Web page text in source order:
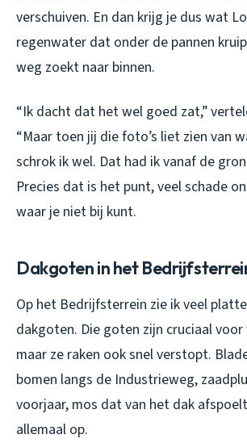
verschuiven. En dan krijg je dus wat
regenwater dat onder de pannen
weg zoekt naar binnen.
“Ik dacht dat het wel goed zat,”
“Maar toen jij die foto’s liet zien van
schrok ik wel. Dat had ik vanaf de
Precies dat is het punt, veel schade
waar je niet bij kunt.
Dakgoten in het
Op het Bedrijfsterrein zie ik veel
dakgoten. Die goten zijn cruciaal
maar ze raken ook snel verstopt.
bomen langs de Industrieweg,
voorjaar, mos dat van het dak
allemaal op.